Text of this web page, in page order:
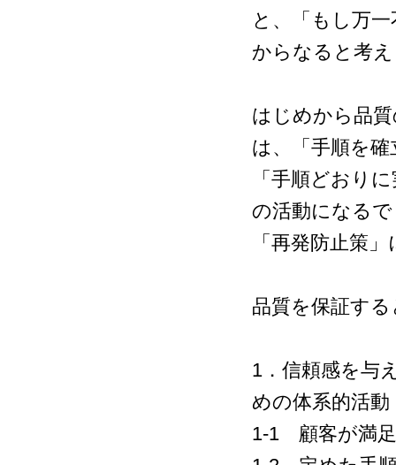
と、「もし万
からなると考
はじめから品
は、「手順を
「手順どおり
の活動になる
「再発防止策
品質を保証す
1．信頼感を与
めの体系的活動
1-1 顧客が満